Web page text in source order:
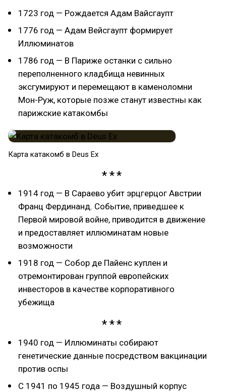
1723 год — Рождается Адам Вайсгаупт
1776 год — Адам Вейсгаупт формирует
Иллюминатов
1786 год — В Париже останки с сильно
переполненного кладбища невинных
эксгумируют и перемещают в каменоломни
Мон-Руж, которые позже станут известны как
парижские катакомбы
Карта катакомб в Deus Ex
1914 год — В Сараево убит эрцгерцог Австрии
Франц Фердинанд. Событие, приведшее к
Первой мировой войне, приводится в движение
и предоставляет иллюминатам новые
возможности
1918 год — Собор де Пайенс куплен и
отремонтирован группой европейских
инвесторов в качестве корпоративного
убежища
1940 год — Иллюминаты собирают
генетические данные посредством вакцинации
против оспы
С 1941 по 1945 года — Воздушный корпус